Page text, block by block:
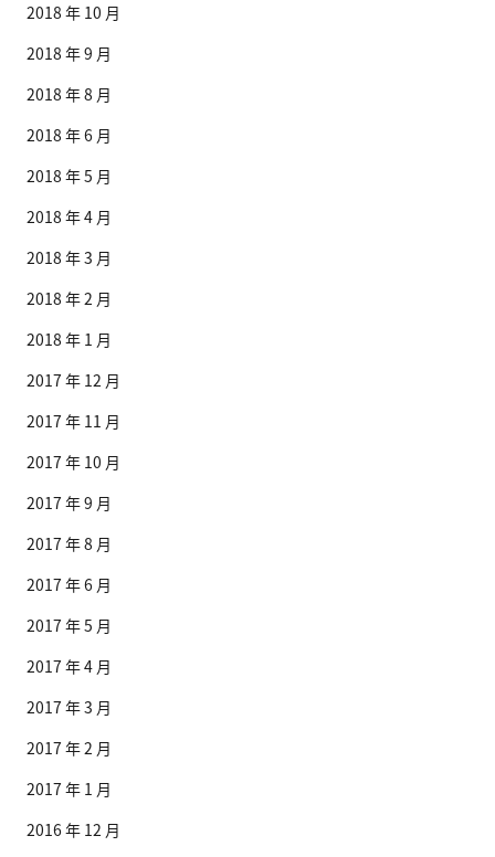
2018 年 10 月
2018 年 9 月
2018 年 8 月
2018 年 6 月
2018 年 5 月
2018 年 4 月
2018 年 3 月
2018 年 2 月
2018 年 1 月
2017 年 12 月
2017 年 11 月
2017 年 10 月
2017 年 9 月
2017 年 8 月
2017 年 6 月
2017 年 5 月
2017 年 4 月
2017 年 3 月
2017 年 2 月
2017 年 1 月
2016 年 12 月